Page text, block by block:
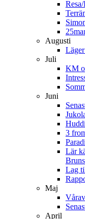
Augusti
Juli
KM
Juni
3
Lär
Lag
Maj
April